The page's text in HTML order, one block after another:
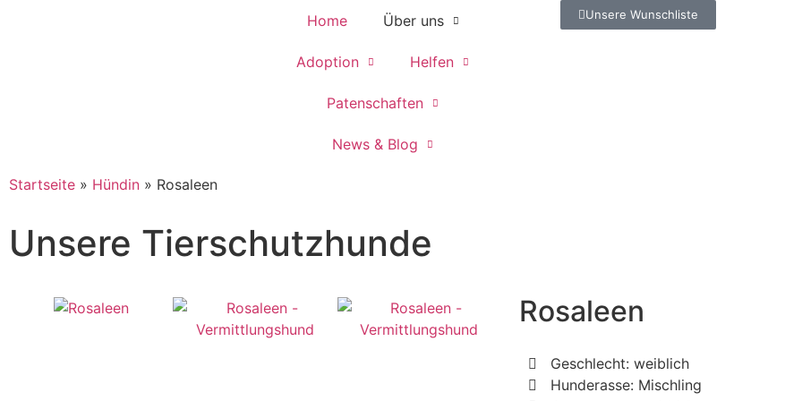
Home Über uns
Adoption Helfen
Patenschaften
News & Blog
Unsere Wunschliste
Startseite » Hündin » Rosaleen
Unsere Tierschutzhunde
Rosaleen
Geschlecht: weiblich
Hunderasse: Mischling